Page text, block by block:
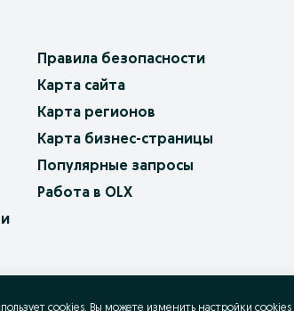
Правила безопасности
Карта сайта
Карта регионов
Карта бизнес-страницы
Популярные запросы
Работа в OLX
cookies. Вы можете изменить настройки cookies